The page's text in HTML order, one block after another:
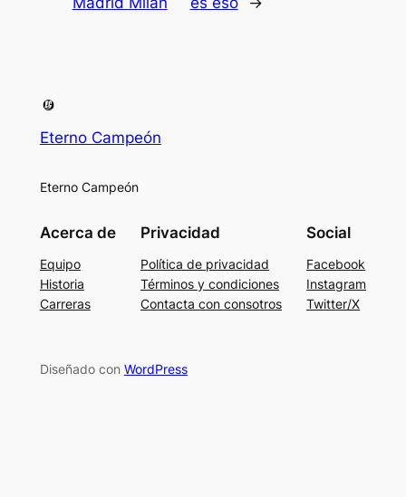
Eterno Campeón
Eterno Campeón
Acerca de
Equipo
Historia
Carreras
Privacidad
Política de privacidad
Términos y condiciones
Contacta con consotros
Social
Facebook
Instagram
Twitter/X
Diseñado con WordPress